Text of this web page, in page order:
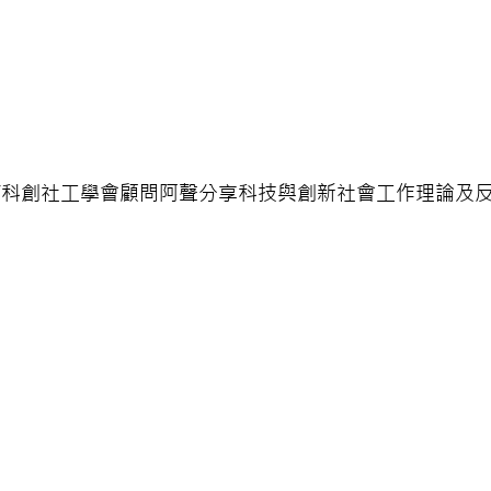
創社工學會顧問阿聲分享科技與創新社會工作理論及